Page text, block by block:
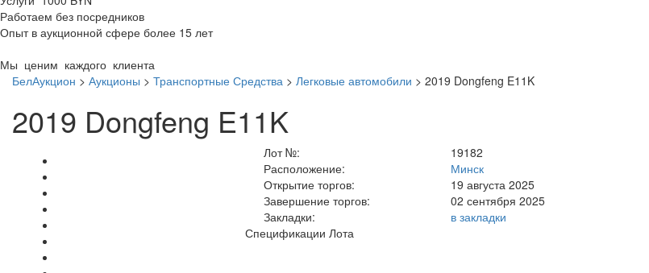
Работаем без посредников
Опыт в аукционной сфере более 15 лет
Мы ценим каждого клиента
БелАукцион > Аукционы > Транспортные Средства > Легковые автомобили > 2019 Dongfeng E11K
2019 Dongfeng E11K
Лот №:
19182
Расположение:
Минск
Открытие торгов:
19 августа 2025
Завершение торгов:
02 сентября 2025
Закладки:
в закладки
Спецификации Лота